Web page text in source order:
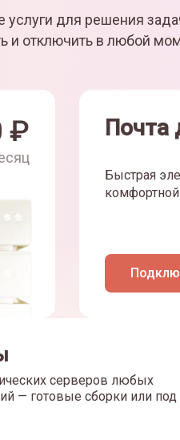
услуги для решения
и отключить в любой
₽ Почта
Быстрая
серверов любых
— готовые сборки или под